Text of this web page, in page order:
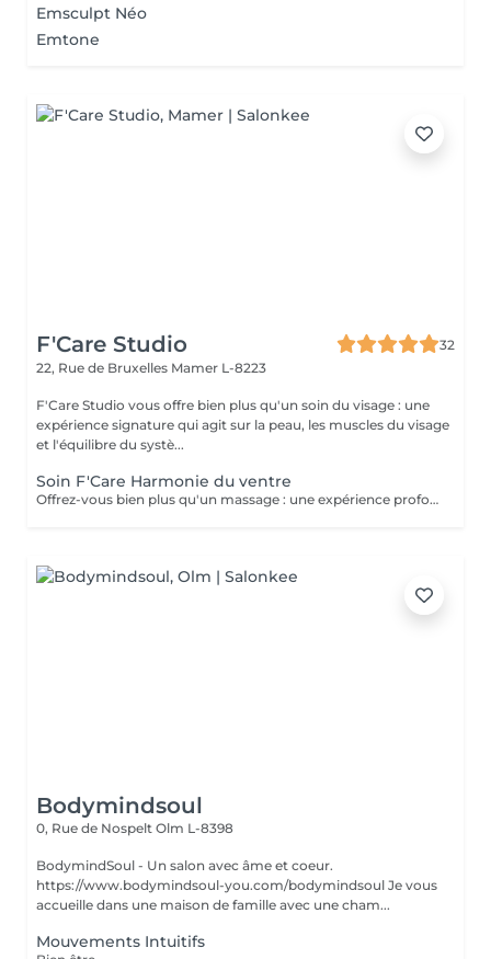
Emsculpt Néo
Emtone
F'Care Studio
32
22, Rue de Bruxelles Mamer L-8223
F'Care Studio vous offre bien plus qu'un soin du visage : une
expérience signature qui agit sur la peau, les muscles du visage
et l'équilibre du systè...
Soin F'Care Harmonie du ventre
Offrez-vous bien plus qu'un massage : une expérience profonde qui invite le corps à se libérer, se rééquilibrer et retrouver son intelligence naturelle. Le soin F'Care Harmonie du ventre est un soin signature inspiré du Chi Nei Tsang, un massage abdominal issu de la tradition taoïste, associé à des techniques de drainage lymphatique profond et de travail manuel ciblé. Cette approche globale vise à libérer les tensions abdominales, stimuler les fonctions naturelles d'élimination et favoriser une sensation de légèreté et d'harmonie intérieure. Le ventre, souvent considéré comme notre deuxième cerveau, est au coeur de ce soin. En relâchant les tensions physiques et émotionnelles accumulées, il devient un espace de respiration, de fluidité et de vitalité retrouvée. Grâce à des gestes précis et profonds, ce massage contribue également à améliorer la qualité de la peau et à affiner visuellement la silhouette. Bienfaits principaux : - Stimulation des fonctions naturelles du métabolisme - Amélioration du confort digestif et du transit intestinal - Soutien aux processus naturels de détoxification - Réduction de la rétention d'eau et sensation de légèreté - Amélioration de la tonicité et de la qualité de la peau - Libération des tensions physiques et nerveuses du ventre Recommandé en cas de : Tensions abdominales, inconfort digestif, sensation de gonflement, rétention d'eau, surcharge émotionnelle ou périodes de déséquilibre (fatigue, stress, cycle menstruel). Résultat : Le ventre se détend profondément, le corps retrouve de la fluidité et l'esprit gagne en clarté, en apaisement et en énergie.
Bodymindsoul
0, Rue de Nospelt Olm L-8398
BodymindSoul - Un salon avec âme et coeur.
https://www.bodymindsoul-you.com/bodymindsoul Je vous
accueille dans une maison de famille avec une cham...
Mouvements Intuitifs